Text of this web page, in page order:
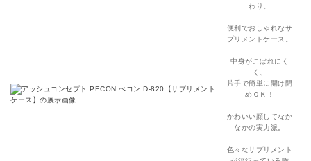
わり。
便利でおしゃれなサ
プリメントケース。
中身がこぼれにく
く、
片手で簡単に開け閉
めＯＫ！
かわいい顔してなか
なかの実力派。
色々なサプリメント